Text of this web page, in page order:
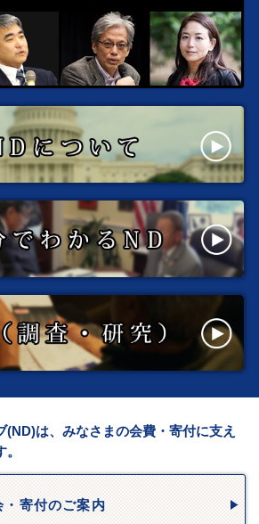
(ND)は、みなさまの会費・寄付に支え
・寄付のご案内